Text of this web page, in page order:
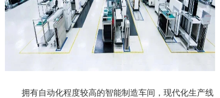
拥有自动化程度较高的智能制造车间，现代化生产线